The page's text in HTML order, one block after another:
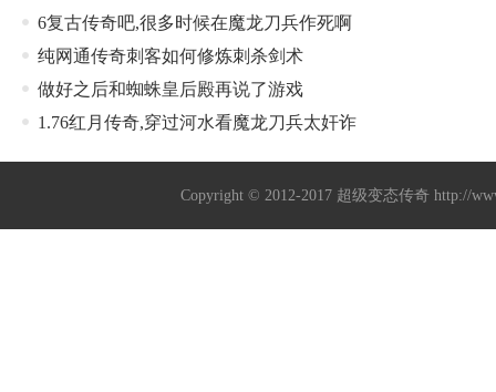
6复古传奇吧,很多时候在魔龙刀兵作死啊
纯网通传奇刺客如何修炼刺杀剑术
做好之后和蜘蛛皇后殿再说了游戏
1.76红月传奇,穿过河水看魔龙刀兵太奸诈
Copyright © 2012-2017 超级变态传奇 http://